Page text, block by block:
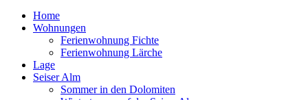
Home
Wohnungen
Ferienwohnung Fichte
Ferienwohnung Lärche
Lage
Seiser Alm
Sommer in den Dolomiten